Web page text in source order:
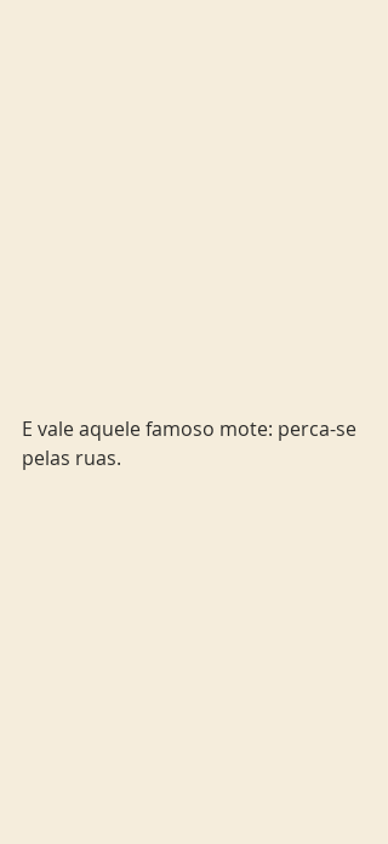
E vale aquele famoso mote: perca-se
pelas ruas.